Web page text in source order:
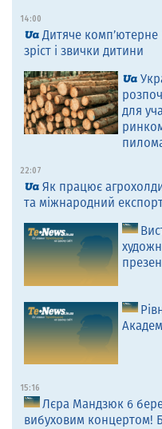
14:00
Дитяче комп’ютерне
зріст і звички дитини
для
22:07
Як працює
та міжнародний
15:16
Лєра Мандзюк 6
вибуховим концертом!